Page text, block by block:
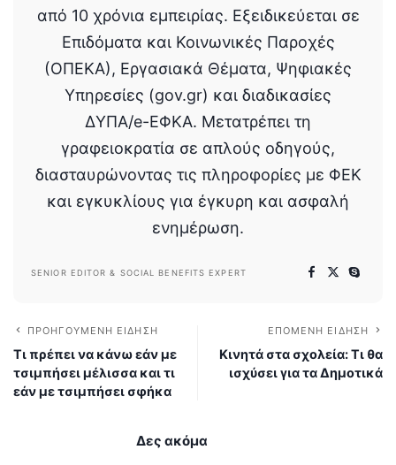
από 10 χρόνια εμπειρίας. Εξειδικεύεται σε
Επιδόματα και Κοινωνικές Παροχές
(ΟΠΕΚΑ), Εργασιακά Θέματα, Ψηφιακές
Υπηρεσίες (gov.gr) και διαδικασίες
ΔΥΠΑ/e-ΕΦΚΑ. Μετατρέπει τη
γραφειοκρατία σε απλούς οδηγούς,
διασταυρώνοντας τις πληροφορίες με ΦΕΚ
και εγκυκλίους για έγκυρη και ασφαλή
ενημέρωση.
SENIOR EDITOR & SOCIAL BENEFITS EXPERT
ΠΡΟΗΓΟΎΜΕΝΗ ΕΊΔΗΣΗ
Τι πρέπει να κάνω εάν με
τσιμπήσει μέλισσα και τι
εάν με τσιμπήσει σφήκα
ΕΠΌΜΕΝΗ ΕΊΔΗΣΗ
Κινητά στα σχολεία: Τι θα
ισχύσει για τα Δημοτικά
Δες ακόμα